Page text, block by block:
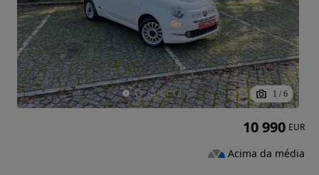
1 / 6
10 990 EUR
Acima da média